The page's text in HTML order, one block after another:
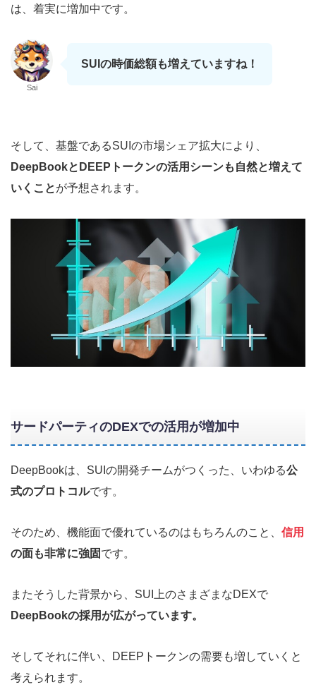
は、着実に増加中です。
Sai
SUIの時価総額も増えていますね！
そして、基盤であるSUIの市場シェア拡大により、
DeepBookとDEEPトークンの活用シーンも自然と増えて
いくことが予想されます。
サードパーティのDEXでの活用が増加中
DeepBookは、SUIの開発チームがつくった、いわゆる公
式のプロトコルです。
そのため、機能面で優れているのはもちろんのこと、 信用
の面も非常に強固 です。
またそうした背景から、SUI上のさまざまなDEXで
DeepBookの採用が広がっています。
そしてそれに伴い、DEEPトークンの需要も増していくと
考えられます。